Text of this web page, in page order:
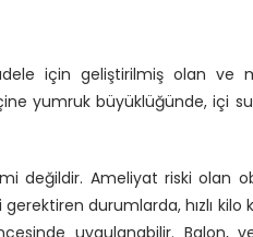
için geliştirilmiş olan ve
yumruk büyüklüğünde, içi
değildir. Ameliyat riski olan
durumlarda, hızlı